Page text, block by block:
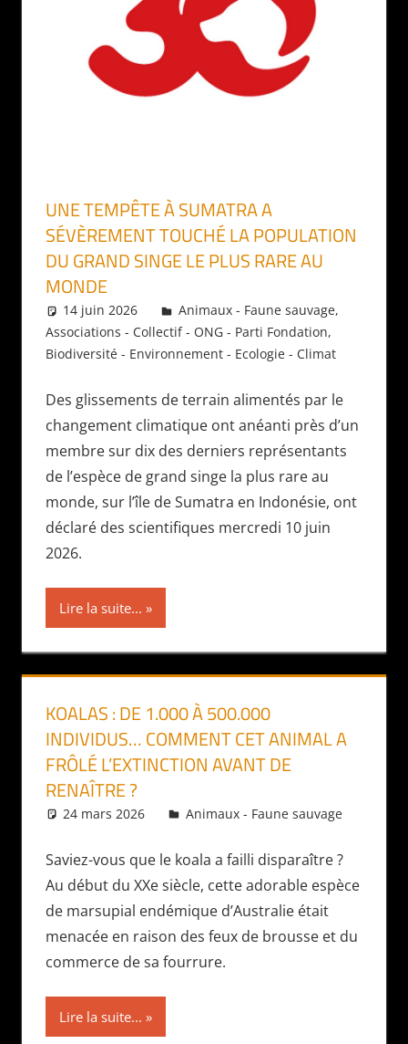
UNE TEMPÊTE À SUMATRA A
SÉVÈREMENT TOUCHÉ LA POPULATION
DU GRAND SINGE LE PLUS RARE AU
MONDE
14 juin 2026 Daniel
Animaux - Faune sauvage,
Associations - Collectif - ONG - Parti Fondation,
Biodiversité - Environnement - Ecologie - Climat
Des glissements de terrain alimentés par le
changement climatique ont anéanti près d’un
membre sur dix des derniers représentants
de l’espèce de grand singe la plus rare au
monde, sur l’île de Sumatra en Indonésie, ont
déclaré des scientifiques mercredi 10 juin
2026.
Lire la suite...
KOALAS : DE 1.000 À 500.000
INDIVIDUS… COMMENT CET ANIMAL A
FRÔLÉ L’EXTINCTION AVANT DE
RENAÎTRE ?
24 mars 2026 Daniel
Animaux - Faune sauvage
Saviez-vous que le koala a failli disparaître ?
Au début du XXe siècle, cette adorable espèce
de marsupial endémique d’Australie était
menacée en raison des feux de brousse et du
commerce de sa fourrure.
Lire la suite...